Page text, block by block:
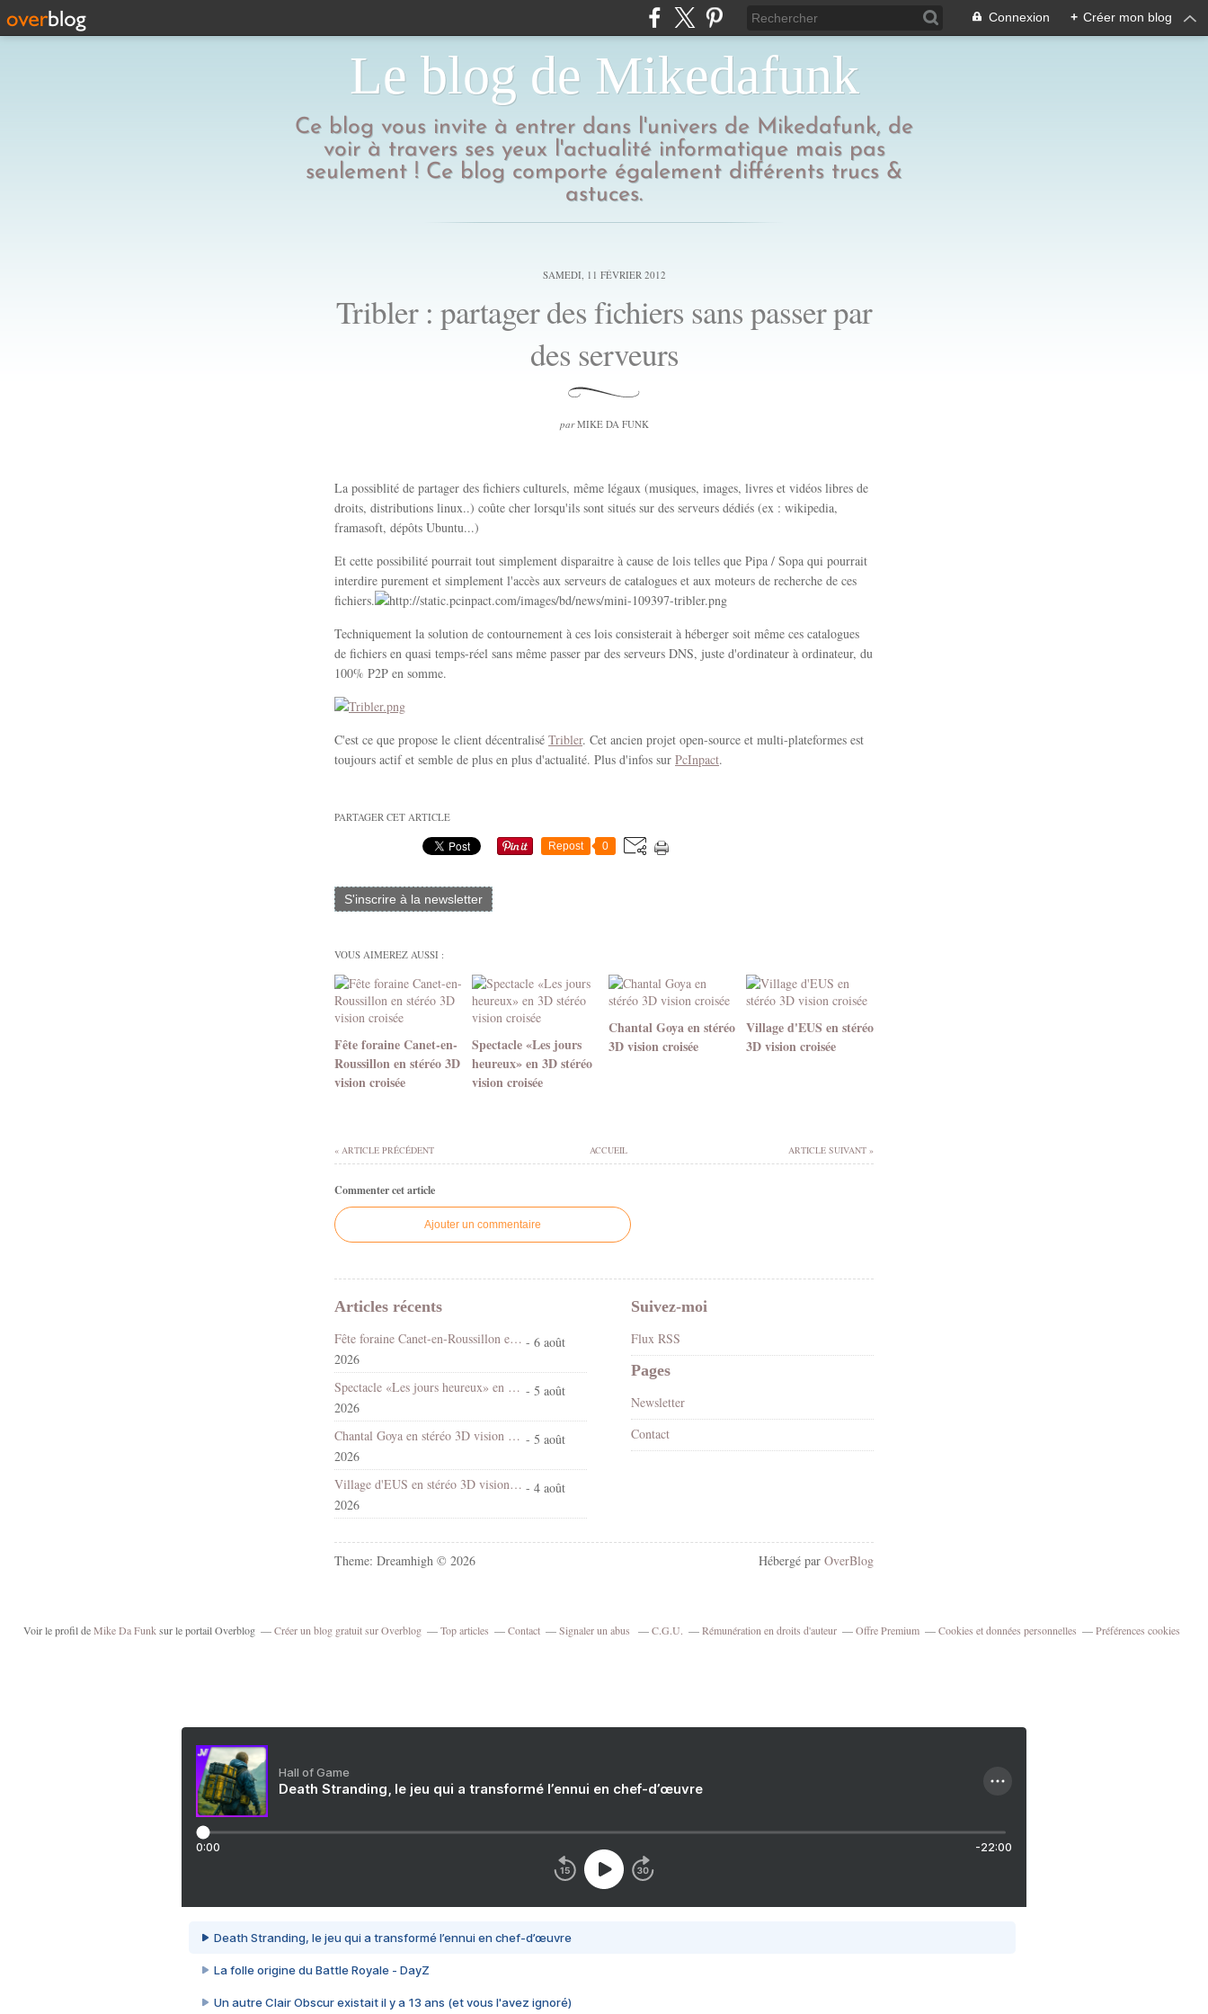
Connexion + Créer mon blog
Le blog de Mikedafunk
Ce blog vous invite à entrer dans l'univers de Mikedafunk, de
voir à travers ses yeux l'actualité informatique mais pas
seulement ! Ce blog comporte également différents trucs &
astuces.
SAMEDI, 11 FÉVRIER 2012
Tribler : partager des fichiers sans passer par
des serveurs
parMIKE DA FUNK
La possiblité de partager des fichiers culturels, même légaux (musiques, images, livres et vidéos libres de
droits, distributions linux..) coûte cher lorsqu'ils sont situés sur des serveurs dédiés (ex : wikipedia,
framasoft, dépôts Ubuntu...)
Et cette possibilité pourrait tout simplement disparaitre à cause de lois telles que Pipa / Sopa qui pourrait
interdire purement et simplement l'accès aux serveurs de catalogues et aux moteurs de recherche de ces
fichiers.
Techniquement la solution de contournement à ces lois consisterait à héberger soit même ces catalogues
de fichiers en quasi temps-réel sans même passer par des serveurs DNS, juste d'ordinateur à ordinateur, du
100% P2P en somme.
C'est ce que propose le client décentralisé Tribler. Cet ancien projet open-source et multi-plateformes est
toujours actif et semble de plus en plus d'actualité. Plus d'infos sur PcInpact.
PARTAGER CET ARTICLE
Repost 0
S'inscrire à la newsletter
VOUS AIMEREZ AUSSI :
Fête foraine Canet-en-
Roussillon en stéréo 3D
vision croisée
Spectacle «Les jours
heureux» en 3D stéréo
vision croisée
Chantal Goya en stéréo
3D vision croisée
Village d'EUS en stéréo
3D vision croisée
ACCUEIL
« ARTICLE PRÉCÉDENT ARTICLE SUIVANT »
Commenter cet article
Ajouter un commentaire
Articles récents
Fête foraine Canet-en-Roussillon en stéréo 3D vision croisée - 6 août
2026
Spectacle «Les jours heureux» en 3D stéréo vision croisée - 5 août
2026
Chantal Goya en stéréo 3D vision croisée - 5 août
2026
Village d'EUS en stéréo 3D vision croisée - 4 août
2026
Suivez-moi
Flux RSS
Pages
Newsletter
Contact
Theme: Dreamhigh © 2026 Hébergé par OverBlog
Voir le profil deMike Da Funk sur le portail Overblog Créer un blog gratuit sur Overblog Top articles Contact Signaler un abus C.G.U. Rémunération en droits d'auteur Offre Premium Cookies et données personnelles Préférences cookies
Hall of Game
Death Stranding, le jeu qui a transformé l’ennui en chef-d’œuvre
0:00 -22:00
Death Stranding, le jeu qui a transformé l’ennui en chef-d’œuvre
La folle origine du Battle Royale - DayZ
Un autre Clair Obscur existait il y a 13 ans (et vous l'avez ignoré)